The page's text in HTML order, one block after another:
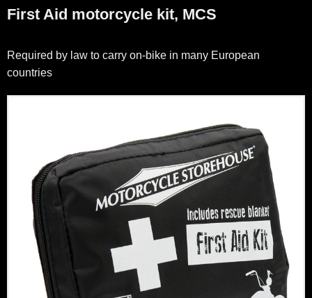
First Aid motorcycle kit, MCS
Required by law to carry on-bike in many European
countries